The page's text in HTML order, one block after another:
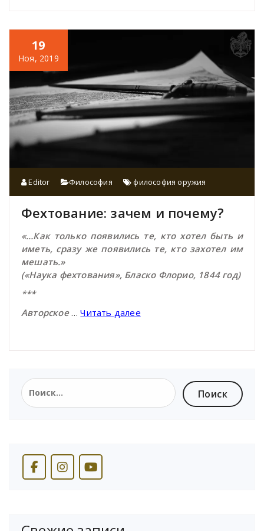
19
Ноя, 2019
Editor Философия философия оружия
Фехтование: зачем и почему?
«…Как только появились те, кто хотел быть и
иметь, сразу же появились те, кто захотел им
мешать.»
(«Наука фехтования», Бласко Флорио, 1844 год)
***
Авторское …Читать далее
Найти: